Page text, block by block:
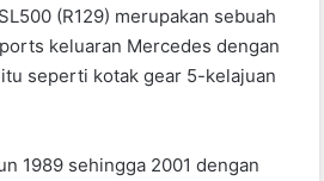
(R129) merupakan sebuah
keluaran Mercedes dengan
seperti kotak gear 5-kelajuan
1989 sehingga 2001 dengan